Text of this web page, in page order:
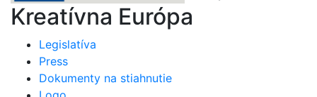
Kreatívna Európa
Legislatíva
Press
Dokumenty na stiahnutie